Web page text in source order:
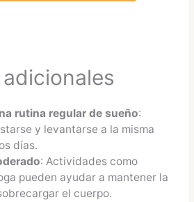
rutina regular de sueño:
y levantarse a la misma
días.
: Actividades como
pueden ayudar a mantener la
el cuerpo.